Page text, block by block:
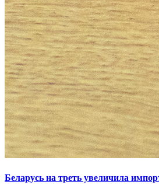
Беларусь на треть увеличила